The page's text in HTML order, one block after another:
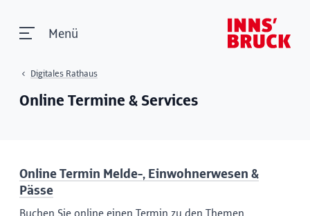
Menü
Digitales Rathaus
Online Termine & Services
Online Termin Melde-, Einwohnerwesen &
Pässe